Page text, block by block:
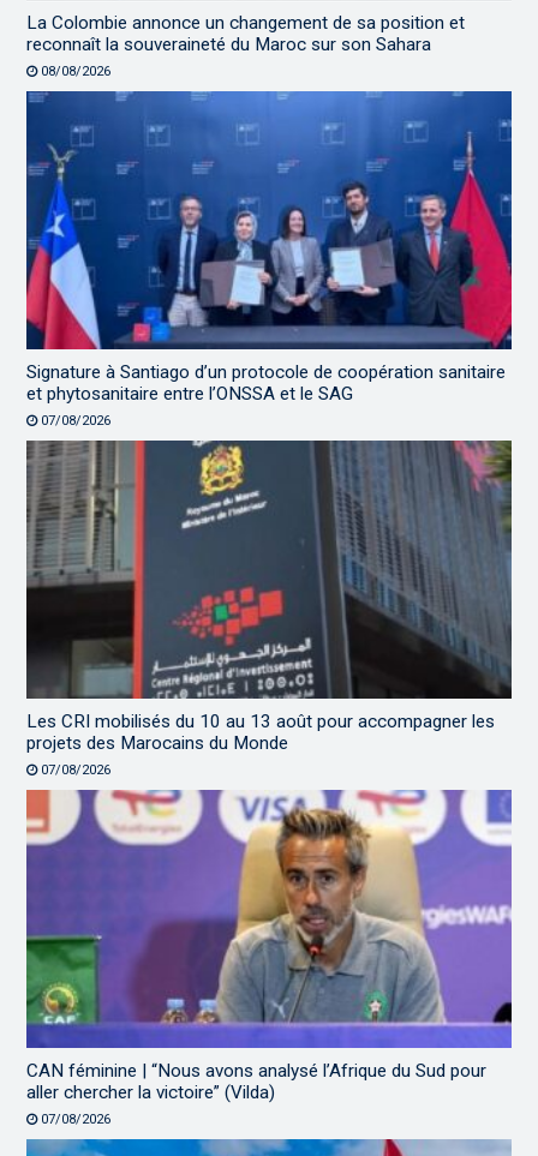
La Colombie annonce un changement de sa position et
reconnaît la souveraineté du Maroc sur son Sahara
08/08/2026
Signature à Santiago d’un protocole de coopération sanitaire
et phytosanitaire entre l’ONSSA et le SAG
07/08/2026
Les CRI mobilisés du 10 au 13 août pour accompagner les
projets des Marocains du Monde
07/08/2026
CAN féminine | “Nous avons analysé l’Afrique du Sud pour
aller chercher la victoire” (Vilda)
07/08/2026